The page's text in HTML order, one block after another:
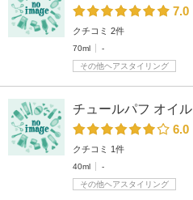
7.0
クチコミ 2件
70ml
-
その他ヘアスタイリング
チュールパフ オイル
6.0
クチコミ 1件
40ml
-
その他ヘアスタイリング